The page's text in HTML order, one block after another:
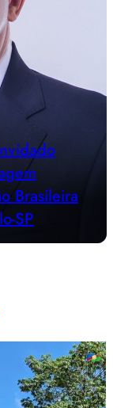
Brasileira
SP